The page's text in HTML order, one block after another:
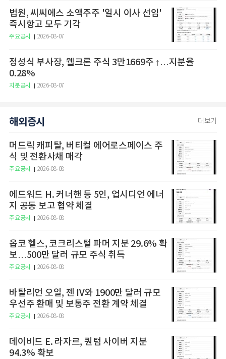
법원, 씨씨에스 소액주주 '일시 이사 선임'
즉시항고 모두 기각
주요공시 2026-08-07
정성식 부사장, 웰크론 주식 3만1669주 ↑…지분율
0.28%
지분공시 2026-08-07
해외증시 더보기
머드릭 캐피탈, 버티컬 에어로스페이스 주
식 및 전환사채 매각
주요공시 2026-08-08
에드워드 H. 커너핸 등 5인, 업시디언 에너
지 공동 보고 협약 체결
주요공시 2026-08-08
옵코 헬스, 코크리스털 파머 지분 29.6% 확
보…500만 달러 규모 주식 취득
주요공시 2026-08-08
바탈리언 오일, 젠 IV와 1900만 달러 규모
우선주 환매 및 보통주 전환 계약 체결
주요공시 2026-08-08
데이비드 E. 라자르, 퀀텀 사이버 지분
94.3% 확보